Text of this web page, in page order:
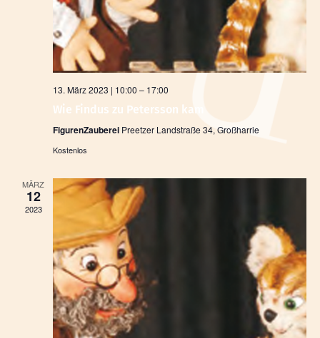
13. März 2023 | 10:00 – 17:00
Wie Findus zu Petersson kam
FigurenZauberei Preetzer Landstraße 34, Großharrie
Kostenlos
MÄRZ
12
2023